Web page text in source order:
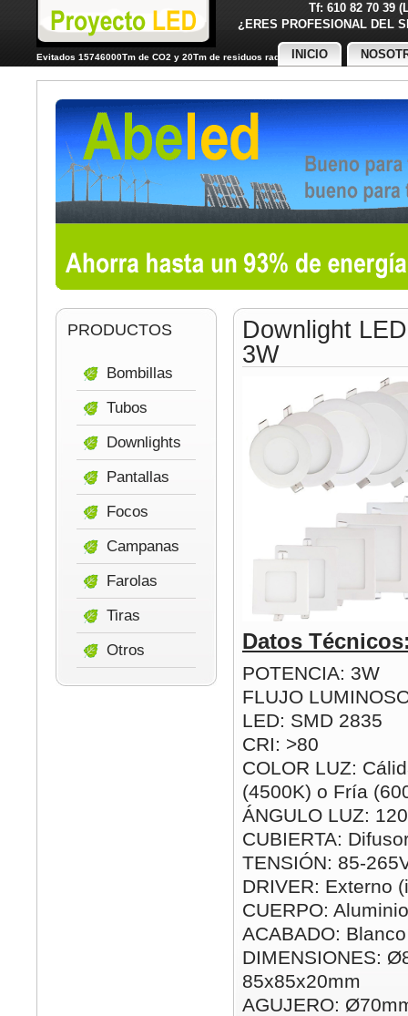
Tf: 610 82 70 39
¿ERES PROFESIONAL
Evitados 15746000Tm de CO2 y 20Tm de residuos radiactivos
INICIO
Downlight
3W
Datos
POTENCIA: 3W
FLUJO
LED: SMD 2835
CRI: >80
COLOR LUZ:
(4500K) o Fría
ÁNGULO LUZ:
CUBIERTA:
TENSIÓN: 85-
DRIVER: Externo
CUERPO: Aluminio
ACABADO: Blanco
DIMENSIONES:
85x85x20mm
AGUJERO:
PRODUCTOS
Bombillas
Tubos
Downlights
Pantallas
Focos
Campanas
Farolas
Tiras
Otros